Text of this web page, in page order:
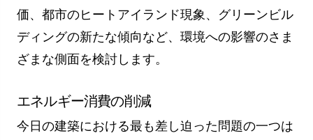
価、都市のヒートアイランド現象、グリーンビル
ディングの新たな傾向など、環境への影響のさま
ざまな側面を検討します。
エネルギー消費の削減
今日の建築における最も差し迫った問題の一つは